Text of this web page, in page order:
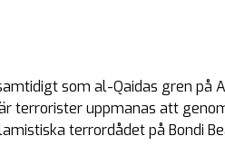
som al-Qaidas gren på
terrorister uppmanas att
terrordådet på Bondi